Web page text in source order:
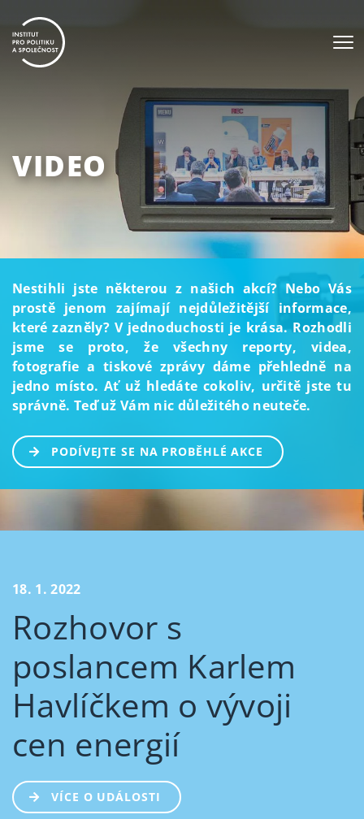
VIDEO
Nestihli jste některou z našich akcí? Nebo Vás
prostě jenom zajímají nejdůležitější informace,
které zazněly? V jednoduchosti je krása. Rozhodli
jsme se proto, že všechny reporty, videa,
fotografie a tiskové zprávy dáme přehledně na
jedno místo. Ať už hledáte cokoliv, určitě jste tu
správně. Teď už Vám nic důležitého neuteče.
PODÍVEJTE SE NA PROBĚHLÉ AKCE
18. 1. 2022
Rozhovor s
poslancem Karlem
Havlíčkem o vývoji
cen energií
VÍCE O UDÁLOSTI